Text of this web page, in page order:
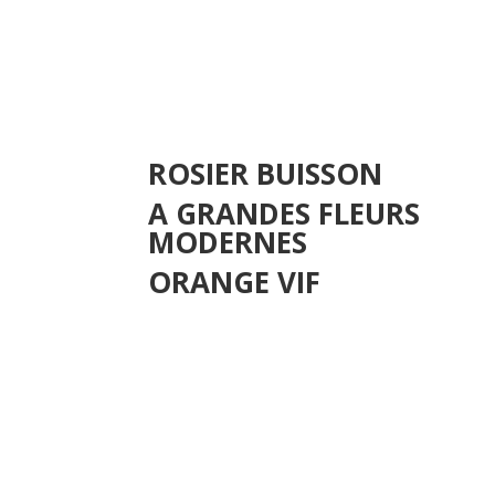
ROSIER BUISSON
A GRANDES FLEURS
MODERNES
ORANGE VIF